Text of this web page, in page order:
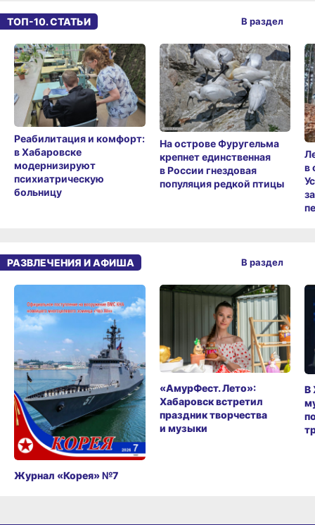
ТОП-10. СТАТЬИ
Реабилитация и комфорт:
в Хабаровске
модернизируют
психиатрическую
больницу
На острове Фуругельма
крепнет единственная
в России гнездовая
популяция редкой птицы
в
В раздел
РАЗВЛЕЧЕНИЯ И АФИША
Журнал «Корея» №7
«АмурФест. Лето»:
Хабаровск встретил
праздник творчества
и музыки
В
В раздел